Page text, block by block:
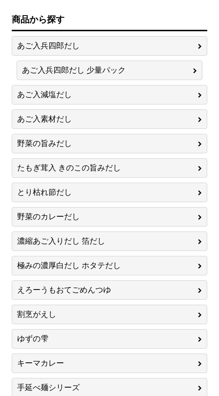
商品から探す
あご入兵四郎だし
あご入兵四郎だし 少量パック
あご入減塩だし
あご入素材だし
野菜の旨みだし
たもぎ茸入 きのこの旨みだし
とり枯れ節だし
野菜のカレーだし
濃縮あご入りだし 箔だし
極みの濃厚白だし ホタテだし
えろーうもおてごめんつゆ
割烹がえし
ゆずの雫
キーマカレー
手延べ麺シリーズ